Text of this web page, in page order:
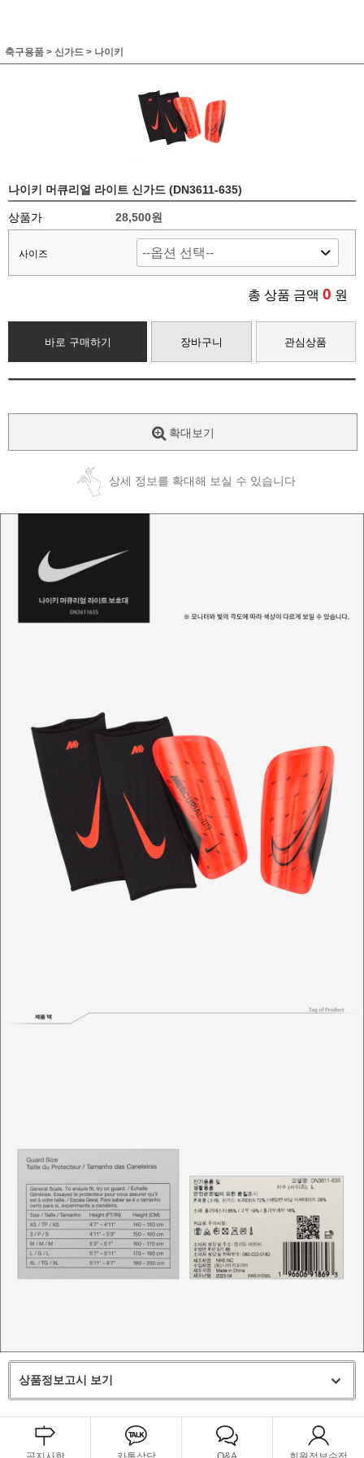
축구용품 > 신가드 > 나이키
나이키 머큐리얼 라이트 신가드 (DN3611-635)
상품가 28,500원
사이즈
총 상품 금액 0 원
바로 구매하기 장바구니 관심상품
확대보기
상세 정보를 확대해 보실 수 있습니다
상품정보고시 보기